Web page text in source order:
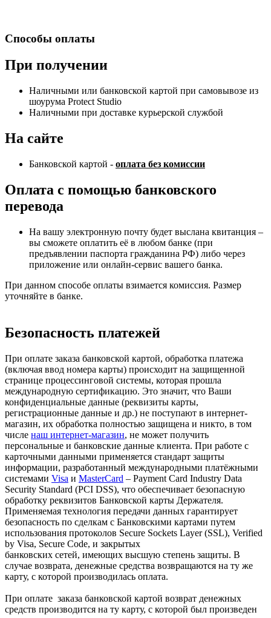
Способы оплаты
При получении
Наличными или банковской картой при самовывозе из
шоурума Protect Studio
Наличными при доставке курьерской службой
На сайте
Банковской картой - оплата без комиссии
Оплата с помощью банковского
перевода
На вашу электронную почту будет выслана квитанция –
вы сможете оплатить её в любом банке (при
предъявлении паспорта гражданина РФ) либо через
приложение или онлайн-сервис вашего банка.
При данном способе оплаты взимается комиссия. Размер
уточняйте в банке.
Безопасность платежей
При оплате заказа банковской картой, обработка платежа
(включая ввод номера карты) происходит на защищенной
странице процессинговой системы, которая прошла
международную сертификацию. Это значит, что Ваши
конфиденциальные данные (реквизиты карты,
регистрационные данные и др.) не поступают в интернет-
магазин, их обработка полностью защищена и никто, в том
числе наш интернет-магазин, не может получить
персональные и банковские данные клиента. При работе с
карточными данными применяется стандарт защиты
информации, разработанный международными платёжными
системами Visa и MasterCard – Payment Card Industry Data
Security Standard (PCI DSS), что обеспечивает безопасную
обработку реквизитов Банковской карты Держателя.
Применяемая технология передачи данных гарантирует
безопасность по сделкам с Банковскими картами путем
использования протоколов Secure Sockets Layer (SSL), Verified
by Visa, Secure Code, и закрытых
банковских сетей, имеющих высшую степень защиты. В
случае возврата, денежные средства возвращаются на ту же
карту, с которой производилась оплата.
При оплате заказа банковской картой возврат денежных
средств производится на ту карту, с которой был произведен